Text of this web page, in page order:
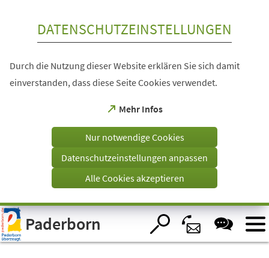
Visuelle
Assistenzsoftware
öffnen.
DATENSCHUTZEINSTELLUNGEN
Durch die Nutzung dieser Website erklären Sie sich damit
einverstanden, dass diese Seite Cookies verwendet.
Mehr Infos
(Öffnet
einem
Tab)
Nur notwendige Cookies
Datenschutzeinstellungen anpassen
Alle Cookies akzeptieren
Paderborn